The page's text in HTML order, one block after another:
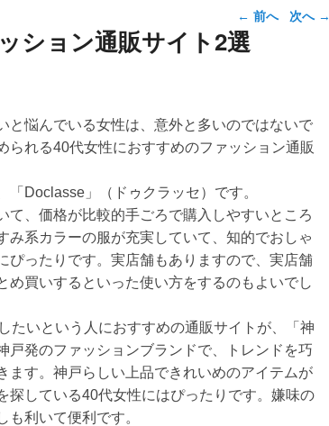
投稿ナビゲー
ション
← 前へ 次へ →
ション通販サイト2選
と悩んでいる女性は、意外と多いのではないで
られる40代女性におすすめのファッション通販
Doclasse」（ドゥクラッセ）です。
、価格が比較的手ごろで購入しやすいところ
み系カラーの服が充実していて、知的でおしゃ
ぴったりです。実店舗もありますので、実店舗
買いするといった使い方をするのもよいでし
たいという人におすすめの通販サイトが、「神
戸発のファッションブランドで、トレンドを巧
ます。神戸らしい上品できれいめのアイテムが
探している40代女性にはぴったりです。嫌味の
利いて便利です。